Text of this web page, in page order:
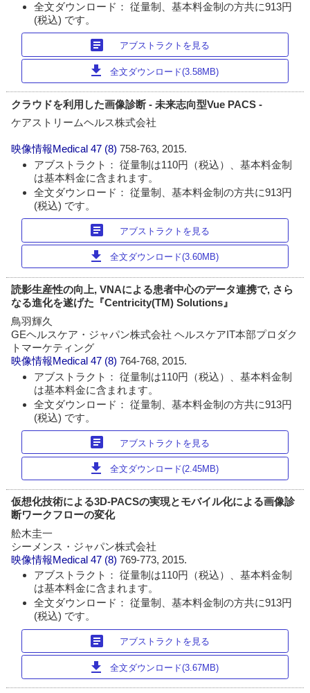
全文ダウンロード： 従量制、基本料金制の方共に913円
(税込) です。
article アブストラクトを見る
download 全文ダウンロード(3.58MB)
クラウドを利用した画像診断 - 未来志向型Vue PACS -
ケアストリームヘルス株式会社
映像情報Medical 47 (8)758-763, 2015.
アブストラクト： 従量制は110円（税込）、基本料金制
は基本料金に含まれます。
全文ダウンロード： 従量制、基本料金制の方共に913円
(税込) です。
article アブストラクトを見る
download 全文ダウンロード(3.60MB)
読影生産性の向上, VNAによる患者中心のデータ連携で, さら
なる進化を遂げた『Centricity(TM) Solutions』
鳥羽輝久
GEヘルスケア・ジャパン株式会社 ヘルスケアIT本部プロダク
トマーケティング
映像情報Medical 47 (8)764-768, 2015.
アブストラクト： 従量制は110円（税込）、基本料金制
は基本料金に含まれます。
全文ダウンロード： 従量制、基本料金制の方共に913円
(税込) です。
article アブストラクトを見る
download 全文ダウンロード(2.45MB)
仮想化技術による3D-PACSの実現とモバイル化による画像診
断ワークフローの変化
舩木圭一
シーメンス・ジャパン株式会社
映像情報Medical 47 (8)769-773, 2015.
アブストラクト： 従量制は110円（税込）、基本料金制
は基本料金に含まれます。
全文ダウンロード： 従量制、基本料金制の方共に913円
(税込) です。
article アブストラクトを見る
download 全文ダウンロード(3.67MB)